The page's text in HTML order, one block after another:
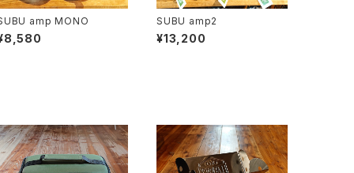
amp MONO SUBU amp2
¥13,200